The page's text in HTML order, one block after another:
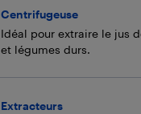
Centrifugeuse
Idéal pour extraire le jus
et légumes durs.
Extracteurs